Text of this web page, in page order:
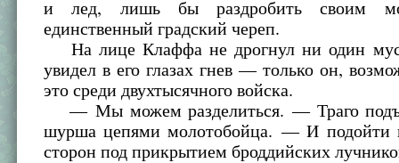
и лед, лишь бы раздробить своим
единственный градский череп.
На лице Клаффа не дрогнул ни один
увидел в его глазах гнев — только он,
это среди двухтысячного войска.
— Мы можем разделиться. — Траго
шурша цепями молотобойца. — И подойти
сторон под прикрытием броддийских